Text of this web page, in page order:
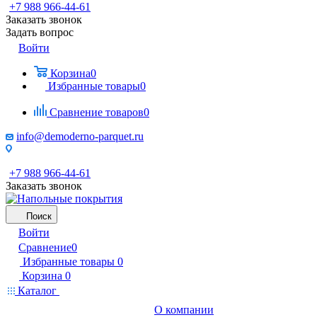
+7 988 966-44-61
Заказать звонок
Задать вопрос
Войти
Корзина0
Избранные товары0
Сравнение товаров0
info@demoderno-parquet.ru
+7 988 966-44-61
Заказать звонок
Поиск
Войти
Сравнение0
Избранные товары 0
Корзина 0
Каталог
О компании